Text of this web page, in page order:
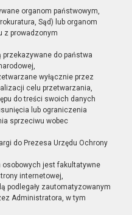
organom państwowym,
Sąd) lub organom
z prowadzonym
przekazywane do państwa
wyłącznie przez
celu przetwarzania,
do treści swoich danych
lub ograniczenia
sprzeciwu wobec
do Prezesa Urzędu Ochrony
osobowych jest fakultatywne
internetowej,
podlegały zautomatyzowanym
Administratora, w tym